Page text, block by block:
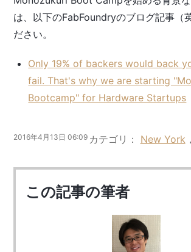
は、以下のFabFoundryのブログ記事（
ださい。
Only 19% of backers would back
fail. That's why we are starting
Bootcamp" for Hardware Startups
2016年4月13日 06:09 カテゴリ New York ，
この記事の筆者